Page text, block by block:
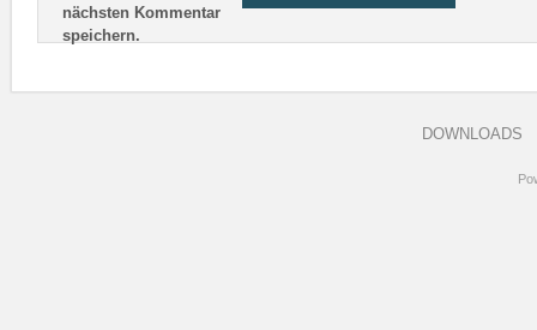
nächsten Kommentar
speichern.
DOWNLOADS